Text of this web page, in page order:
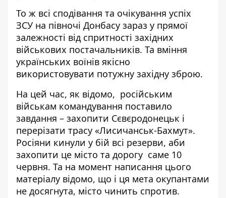
То ж всі сподівання та очікування успіх
ЗСУ на півночі Донбасу зараз у прямої
залежності від спритності західних
військових постачальників. Та вміння
українських воїнів якісно
використовувати потужну західну зброю.
На цей час, як відомо, російським
військам командування поставило
завдання – захопити Сєвєродонецьк і
перерізати трасу «Лисичанськ-Бахмут».
Росіяни кинули у бій всі резерви, аби
захопити це місто та дорогу саме 10
червня. Та на момент написання цього
матеріалу відомо, що і ця мета окупантами
не досягнута, місто чинить спротив.